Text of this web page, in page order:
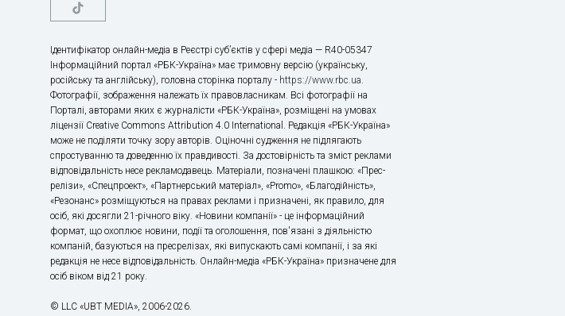
Ідентифікатор онлайн-медіа в Реєстрі суб’єктів у сфері медіа — R40-05347
Інформаційний портал «РБК-Україна» має тримовну версію (українську,
російську та англійську), головна сторінка порталу - https://www.rbc.ua.
Фотографії, зображення належать їх правовласникам. Всі фотографії на
Порталі, авторами яких є журналісти «РБК-Україна», розміщені на умовах
ліцензії Creative Commons Attribution 4.0 International. Редакція «РБК-Україна»
може не поділяти точку зору авторів. Оціночні судження не підлягають
спростуванню та доведенню їх правдивості. За достовірність та зміст реклами
відповідальність несе рекламодавець. Матеріали, позначені плашкою: «Прес-
релізи», «Спецпроект», «Партнерський матеріал», «Promo», «Благодійність»,
«Резонанс» розміщуються на правах реклами і призначені, як правило, для
осіб, які досягли 21-річного віку. «Новини компанії» - це інформаційний
формат, що охоплює новини, події та оголошення, пов'язані з діяльністю
компаній, базуються на пресрелізах, які випускають самі компанії, і за які
редакція не несе відповідальність. Онлайн-медіа «РБК-Україна» призначене для
осіб віком від 21 року.
© LLC «UBT MEDIA», 2006-2026.